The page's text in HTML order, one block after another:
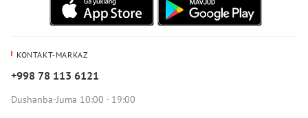
KONTAKT-MARKAZ
+998 78 113 6121
Dushanba-Juma 10:00 - 19:00